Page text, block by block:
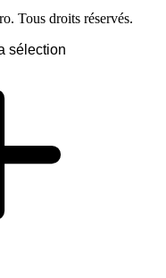
Tous droits réservés.
sélection